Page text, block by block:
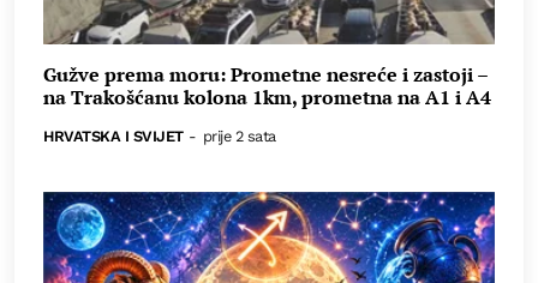
Gužve prema moru: Prometne nesreće i zastoji –
na Trakošćanu kolona 1km, prometna na A1 i A4
HRVATSKA I SVIJET - prije 2 sata